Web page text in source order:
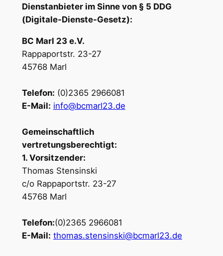
Dienstanbieter im Sinne von § 5 DDG
(Digitale-Dienste-Gesetz):
BC Marl 23 e.V.
Rappaportstr. 23-27
45768 Marl
Telefon: (0)2365 2966081
E-Mail: info@bcmarl23.de
Gemeinschaftlich
vertretungsberechtigt:
1. Vorsitzender:
Thomas Stensinski
c/o Rappaportstr. 23-27
45768 Marl
Telefon:(0)2365 2966081
E-Mail: thomas.stensinski@bcmarl23.de